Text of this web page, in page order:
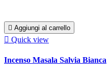
 Aggiungi al carrello
 Quick view
Incenso Masala Salvia Bianca